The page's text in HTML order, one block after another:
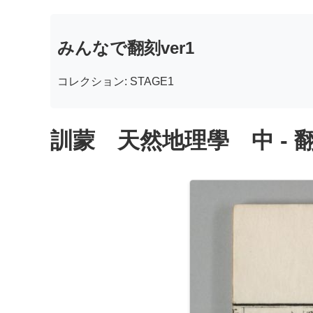
みんなで翻刻ver1
コレクション: STAGE1
訓蒙 天然地理學 中 -